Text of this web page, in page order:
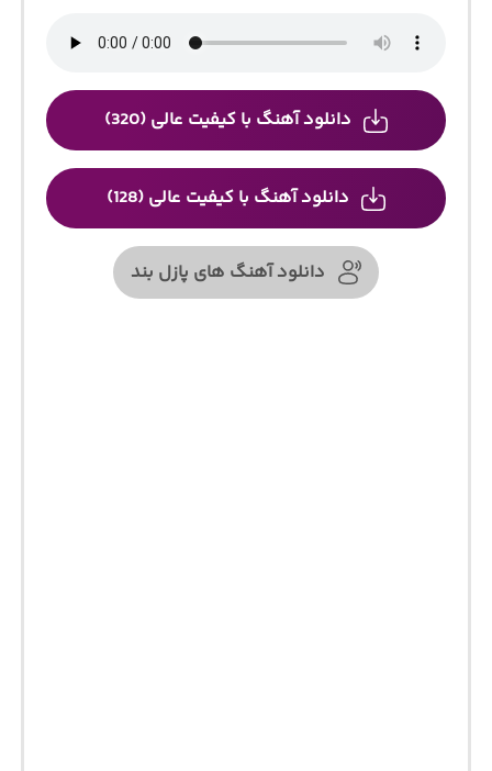
دانلود آهنگ با کیفیت عالی (320)
دانلود آهنگ با کیفیت عالی (128)
دانلود آهنگ های پازل بند